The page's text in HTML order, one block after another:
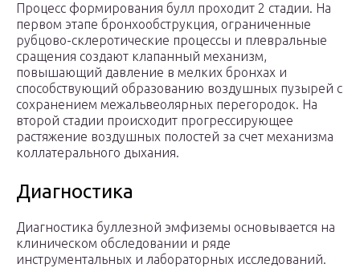
Процесс формирования булл проходит 2 стадии. На
первом этапе бронхообструкция, ограниченные
рубцово-склеротические процессы и плевральные
сращения создают клапанный механизм,
повышающий давление в мелких бронхах и
способствующий образованию воздушных пузырей с
сохранением межальвеолярных перегородок. На
второй стадии происходит прогрессирующее
растяжение воздушных полостей за счет механизма
коллатерального дыхания.
Диагностика
Диагностика буллезной эмфиземы основывается на
клиническом обследовании и ряде
инструментальных и лабораторных исследований.